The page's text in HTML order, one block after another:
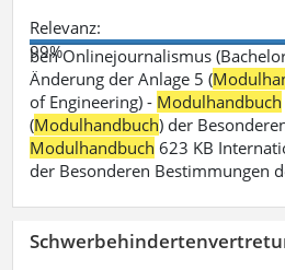
Relevanz:
99%
ben Onlinejournalismus
Änderung der Anlage 5 (
of Engineering) - Modulhandbuch
(Modulhandbuch) der
Modulhandbuch 623 KB
der Besonderen Bestimmungen